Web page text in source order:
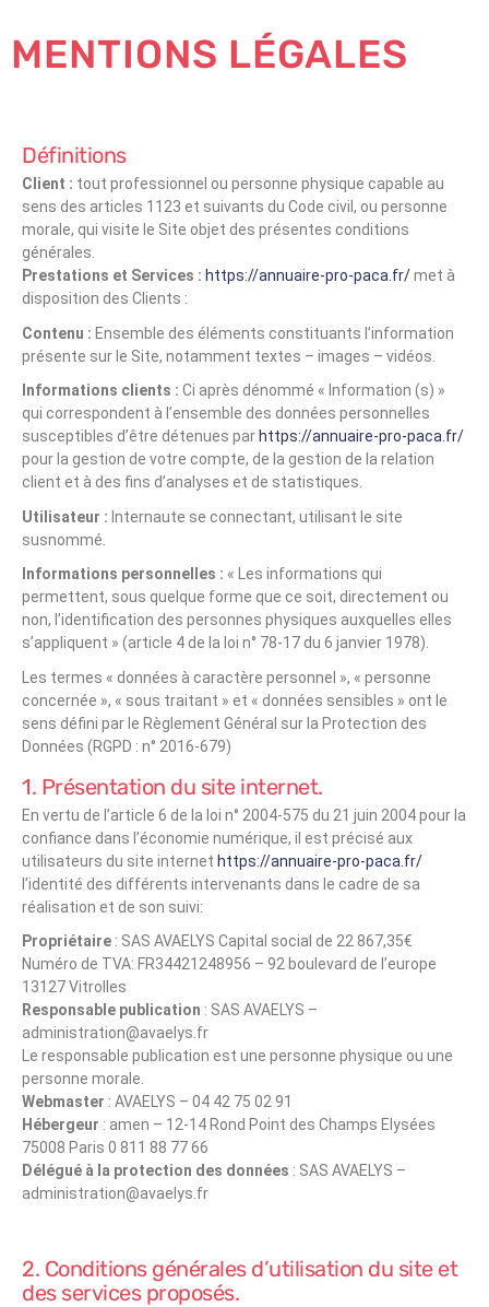
MENTIONS LÉGALES
Définitions
Client : tout professionnel ou personne physique capable au
sens des articles 1123 et suivants du Code civil, ou personne
morale, qui visite le Site objet des présentes conditions
générales.
Prestations et Services : https://annuaire-pro-paca.fr/met à
disposition des Clients :
Contenu : Ensemble des éléments constituants l’information
présente sur le Site, notamment textes – images – vidéos.
Informations clients : Ci après dénommé « Information (s) »
qui correspondent à l’ensemble des données personnelles
susceptibles d’être détenues par https://annuaire-pro-paca.fr/
pour la gestion de votre compte, de la gestion de la relation
client et à des fins d’analyses et de statistiques.
Utilisateur : Internaute se connectant, utilisant le site
susnommé.
Informations personnelles : « Les informations qui
permettent, sous quelque forme que ce soit, directement ou
non, l’identification des personnes physiques auxquelles elles
s’appliquent » (article 4 de la loi n° 78-17 du 6 janvier 1978).
Les termes « données à caractère personnel », « personne
concernée », « sous traitant » et « données sensibles » ont le
sens défini par le Règlement Général sur la Protection des
Données (RGPD : n° 2016-679)
1. Présentation du site internet.
En vertu de l’article 6 de la loi n° 2004-575 du 21 juin 2004 pour la
confiance dans l’économie numérique, il est précisé aux
utilisateurs du site internet https://annuaire-pro-paca.fr/
l’identité des différents intervenants dans le cadre de sa
réalisation et de son suivi:
Propriétaire : SAS AVAELYS Capital social de 22 867,35€
Numéro de TVA: FR34421248956 – 92 boulevard de l’europe
13127 Vitrolles
Responsable publication : SAS AVAELYS –
administration@avaelys.fr
Le responsable publication est une personne physique ou une
personne morale.
Webmaster : AVAELYS – 04 42 75 02 91
Hébergeur : amen – 12-14 Rond Point des Champs Elysées
75008 Paris 0 811 88 77 66
Délégué à la protection des données : SAS AVAELYS –
administration@avaelys.fr
2. Conditions générales d’utilisation du site et
des services proposés.